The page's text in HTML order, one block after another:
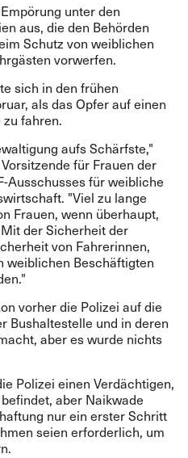
unter den
aus, die den Behörden
Schutz von weiblichen
vorwerfen.
sich in den frühen
als das Opfer auf einen
fahren.
aufs Schärfste,"
für Frauen der
Ausschusses für weibliche
"Viel zu lange
Frauen, wenn überhaupt,
der Sicherheit der
von Fahrerinnen,
weiblichen Beschäftigten
vorher die Polizei auf die
Bushaltestelle und in deren
aber es wurde nichts
Polizei einen Verdächtigen,
aber Naikwade
nur ein erster Schritt
seien erforderlich, um